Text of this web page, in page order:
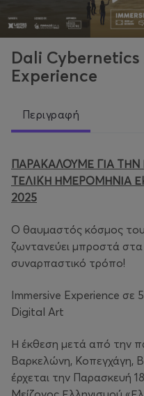
Dali
Experience
Περιγραφή
ΠΑΡΑΚΑΛΟΥΜΕ ΓΙΑ ΤΗΝ
ΤΕΛΙΚΗ ΗΜΕΡΟΜΗΝΙΑ
2025
Ο θαυμαστός κόσμος
ζωντανεύει μπροστά
συναρπαστικό τρόπο!
Immersive Experience
Digital Art
Η έκθεση μετά από την
Βαρκελώνη, Κοπεγχάγη,
έρχεται την Παρασκευή